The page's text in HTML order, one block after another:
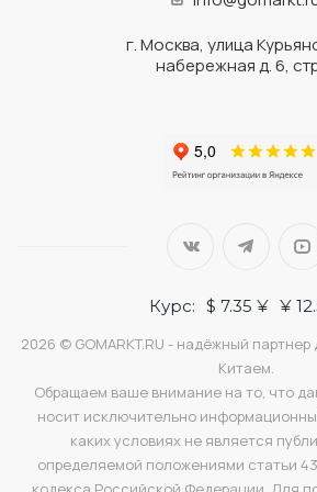
оформлению грузов, дополнительно
силы своих клиентов. Это полный
направленный на улучшение бизнес-
Доставка
Китая: особенности
г. Москва, улица
набережная д. 6,
Курс: $ 7.35 ¥ ¥
2026 © GOMARKT.RU - надёжный
Китаем.
Обращаем ваше внимание на то, что
носит исключительно
каких условиях не является
определяемой положениями статьи